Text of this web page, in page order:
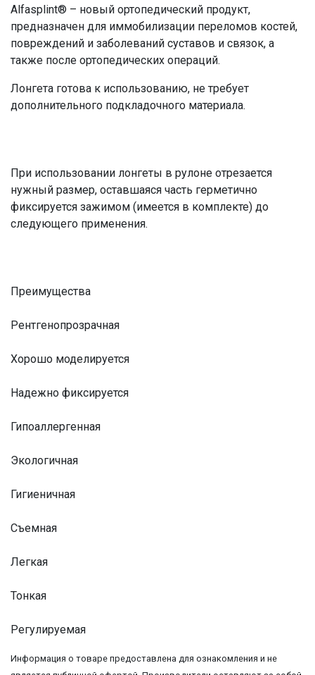
Alfasplint® – новый ортопедический продукт,
предназначен для иммобилизации переломов костей,
повреждений и заболеваний суставов и связок, а
также после ортопедических операций.
Лонгета готова к использованию, не требует
дополнительного подкладочного материала.
При использовании лонгеты в рулоне отрезается
нужный размер, оставшаяся часть герметично
фиксируется зажимом (имеется в комплекте) до
следующего применения.
Преимущества
Рентгенопрозрачная
Хорошо моделируется
Надежно фиксируется
Гипоаллергенная
Экологичная
Гигиеничная
Съемная
Легкая
Тонкая
Регулируемая
Информация о товаре предоставлена для ознакомления и не